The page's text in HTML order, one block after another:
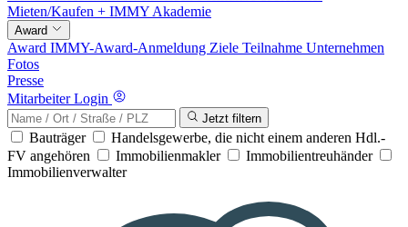
Mieten/Kaufen + IMMY Akademie
Award
Award IMMY-Award-Anmeldung Ziele Teilnahme Unternehmen
Fotos
Presse
Mitarbeiter Login
Jetzt filtern
Bauträger
Handelsgewerbe, die nicht einem anderen Hdl.-
FV angehören
Immobilienmakler
Immobilientreuhänder
Immobilienverwalter